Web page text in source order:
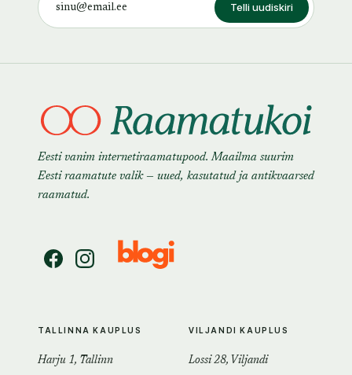
Telli uudiskiri
Eesti vanim internetiraamatupood. Maailma suurim
Eesti raamatute valik — uued, kasutatud ja antikvaarsed
raamatud.
TALLINNA KAUPLUS
Harju 1, Tallinn
VILJANDI KAUPLUS
Lossi 28, Viljandi